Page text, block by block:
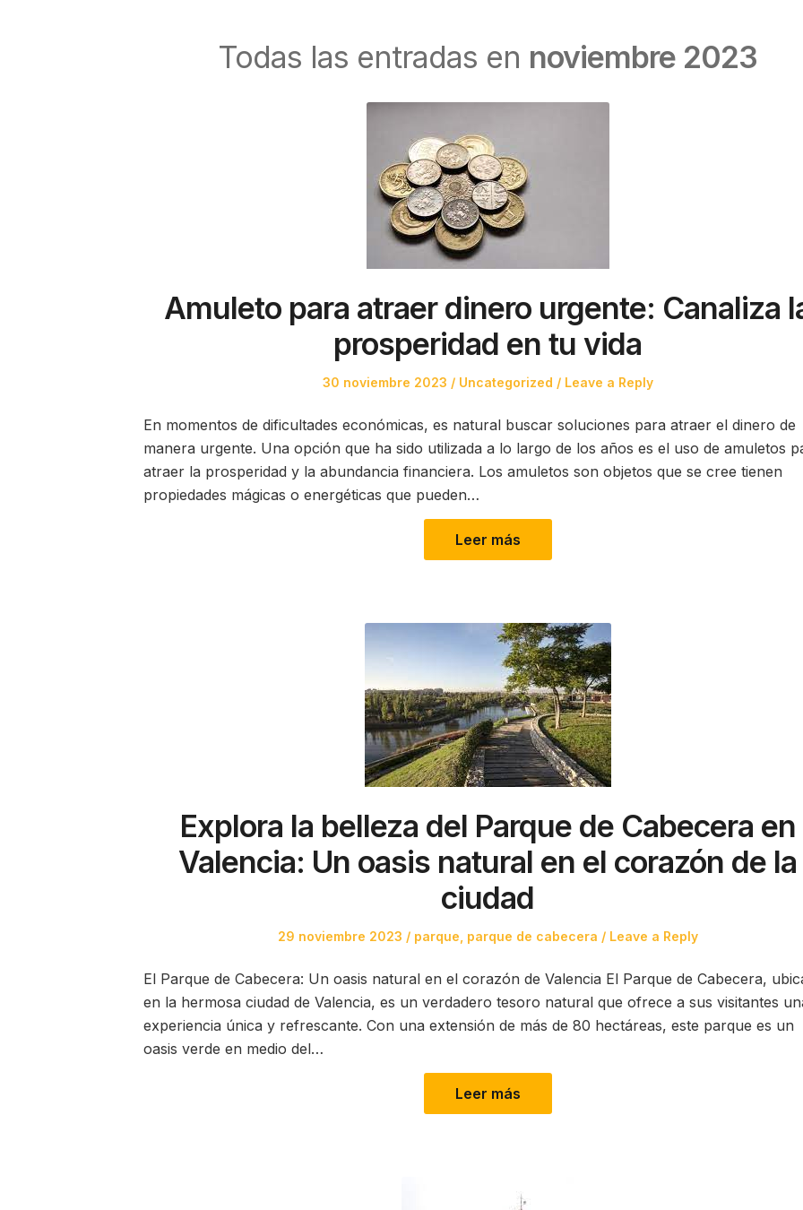
Todas las entradas en noviembre 2023
Amuleto para atraer dinero urgente: Canaliza
prosperidad en tu vida
Posted
30 noviembre 2023
Posted
Uncategorized Leave a Reply
En momentos de dificultades económicas, es natural buscar soluciones para atraer el dinero de
manera urgente. Una opción que ha sido utilizada a lo largo de los años es el uso de amuletos
atraer la prosperidad y la abundancia financiera. Los amuletos son objetos que se cree tienen
propiedades mágicas o energéticas que pueden…
Leer más
Explora la belleza del Parque de Cabecera en
Valencia: Un oasis natural en el corazón de la
ciudad
Posted
29 noviembre 2023
Posted
parque parque de cabecera Leave a Reply
El Parque de Cabecera: Un oasis natural en el corazón de Valencia El Parque de Cabecera,
en la hermosa ciudad de Valencia, es un verdadero tesoro natural que ofrece a sus visitantes
experiencia única y refrescante. Con una extensión de más de 80 hectáreas, este parque es un
oasis verde en medio del…
Leer más